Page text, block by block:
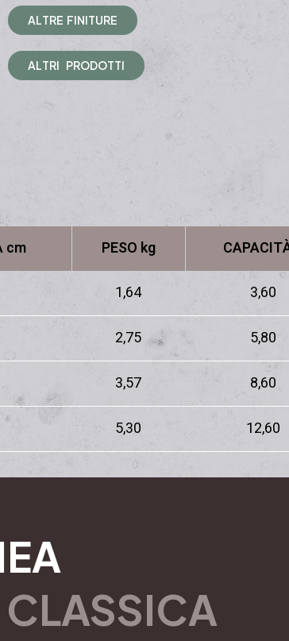
ALTRE FINITURE
ALTRI PRODOTTI
cm PESO kg
1,64 3,60
2,75 5,80
3,57 8,60
5,30 12,60
CLASSICA